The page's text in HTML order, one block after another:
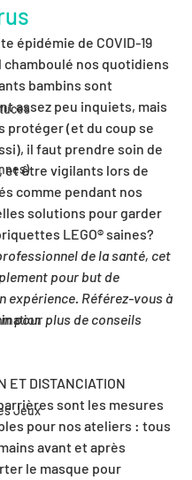
Jeux
épidémie de COVID-19
chamboulé nos quotidiens
bambins sont
assez peu inquiets, mais
protéger (et du coup se
il faut prendre soin de
et être vigilants lors de
comme pendant nos
solutions pour garder
LEGO® saines?
de la santé, cet
pour but de
expérience. Référez-vous à
pour plus de conseils
ET DISTANCIATION
sont les mesures
pour nos ateliers : tous
avant et après
le masque pour